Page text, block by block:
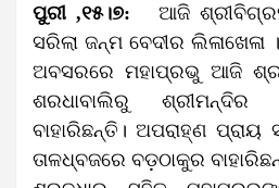
ପୁରୀ ,୧୫।୭: ଆଜି
ସରିଲା ଜନ୍ମ ବେଦୀର ଲିଳାଖେଳା
ଅବସରରେ ମହାପ୍ରଭୁ ଆଜି
ଶରଧାବାଲିରୁ
ବାହାରିଛନ୍ତି। ଅପରାହ୍‌ଣ ପ୍ରାୟ
ତାଳଧ୍ବଜରେ ବଡ଼ଠାକୁର